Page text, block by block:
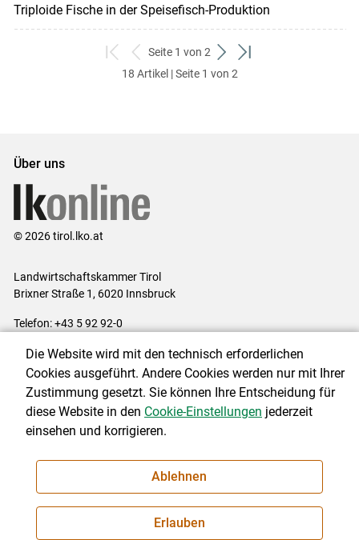
Triploide Fische in der ­Speisefisch-Produktion
zum
ersten
zurück
zum
Seite 1 von 2
weiter
zum
zum
18 Artikel | Seite 1 von 2
Über uns
© 2026 tirol.lko.at
Landwirtschaftskammer Tirol
Brixner Straße 1, 6020 Innsbruck
Telefon: +43 5 92 92-0
Impressum|Kontakt|Datenschutzerklärung|Barrierefreiheit|
Cookie-Einstellungen
NEWSLETTER
Die Website wird mit den technisch erforderlichen
Cookies ausgeführt. Andere Cookies werden nur mit Ihrer
Zustimmung gesetzt. Sie können Ihre Entscheidung für
diese Website in den Cookie-Einstellungen jederzeit
einsehen und korrigieren.
Ablehnen
Erlauben